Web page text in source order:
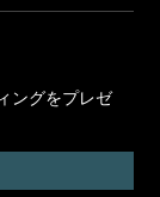
ングをプレゼ